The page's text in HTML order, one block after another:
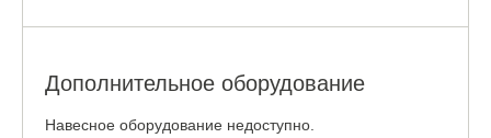
Дополнительное оборудование
Навесное оборудование недоступно.